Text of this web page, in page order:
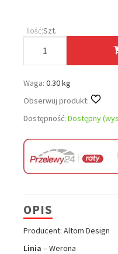
Ilość:Szt.
Waga: 0.30 kg
Obserwuj produkt:
Dostępność: Dostępny
OPIS
Producent: Altom Design
Linia – Werona